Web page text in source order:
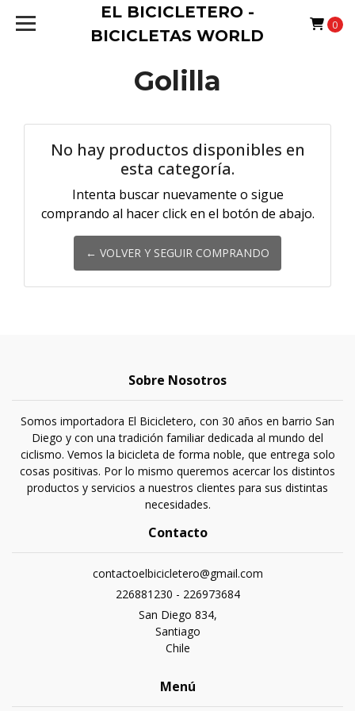
EL BICICLETERO -
BICICLETAS WORLD
0
Golilla
No hay productos disponibles en
esta categoría.
Intenta buscar nuevamente o sigue
comprando al hacer click en el botón de abajo.
← VOLVER Y SEGUIR COMPRANDO
Sobre Nosotros
Somos importadora El Bicicletero, con 30 años en barrio San
Diego y con una tradición familiar dedicada al mundo del
ciclismo. Vemos la bicicleta de forma noble, que entrega solo
cosas positivas. Por lo mismo queremos acercar los distintos
productos y servicios a nuestros clientes para sus distintas
necesidades.
Contacto
contactoelbicicletero@gmail.com
226881230 - 226973684
San Diego 834,
Santiago
Chile
Menú